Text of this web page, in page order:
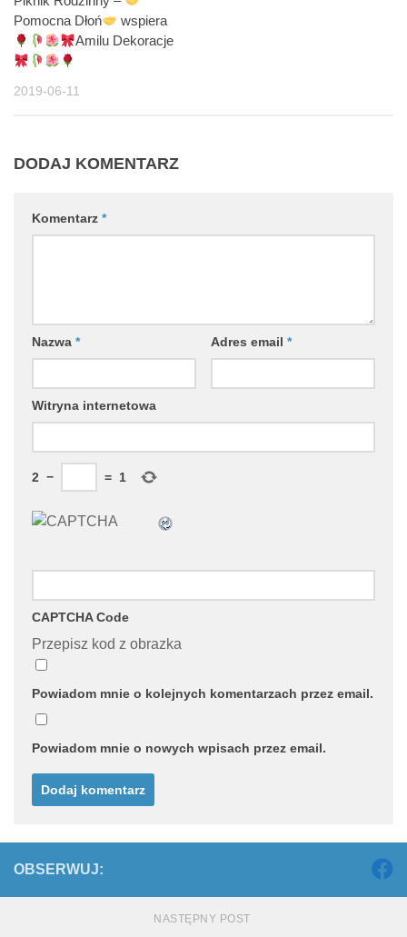
Pomocna Dłoń
wspiera
Amilu Dekoracje
2019-06-11
DODAJ KOMENTARZ
Komentarz *
Nazwa * Adres email *
Witryna internetowa
2 − = 1
CAPTCHA Code
Przepisz kod z obrazka
Powiadom mnie o kolejnych komentarzach przez email.
Powiadom mnie o nowych wpisach przez email.
OBSERWUJ:
NASTĘPNY POST